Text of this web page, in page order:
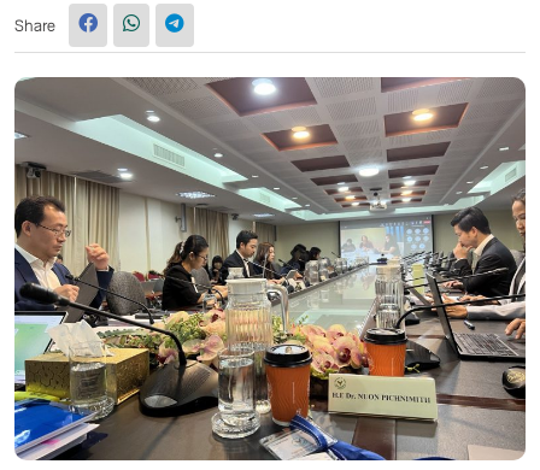
Share